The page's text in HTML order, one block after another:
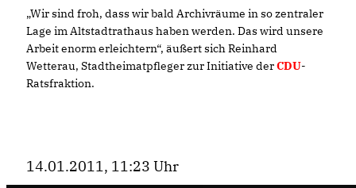
Wir sind froh, dass wir bald Archivräume in so zentraler
Lage im Altstadtrathaus haben werden. Das wird unsere
Arbeit enorm erleichtern“, äußert sich Reinhard
Wetterau, Stadtheimatpfleger zur Initiative derCDU-
Ratsfraktion.
14.01.2011, 11:23 Uhr